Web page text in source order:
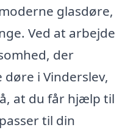
glasdøre,
Ved at arbejde
der
døre i Vinderslev,
at du får hjælp til
til din